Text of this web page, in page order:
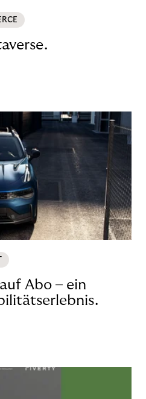
Abo – ein